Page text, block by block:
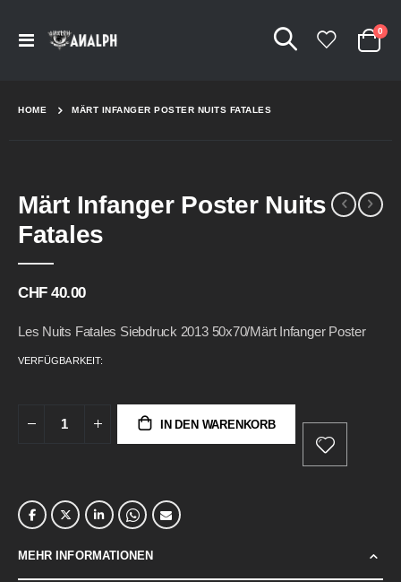
Navigation
Cart
0
HOME MÄRT INFANGER POSTER NUITS FATALES
Märt Infanger Poster Nuits
Fatales
CHF 40.00
Les Nuits Fatales Siebdruck 2013 50x70/Märt Infanger Poster
VERFÜGBARKEIT:
IN DEN WARENKORB
MEHR INFORMATIONEN
to
the
end
images
to
the
beginning
images